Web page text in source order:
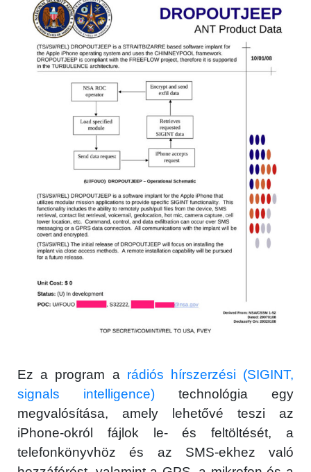
Ez a program a rádiós hírszerzési (SIGINT,
signals intelligence) technológia egy
megvalósítása, amely lehetővé teszi az
iPhone-okról fájlok le- és feltöltését, a
telefonkönyvhöz és az SMS-ekhez való